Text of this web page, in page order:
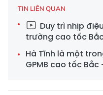
TIN LIÊN QUAN
Duy trì nhịp
trường cao tốc
Hà Tĩnh là một
GPMB cao tốc